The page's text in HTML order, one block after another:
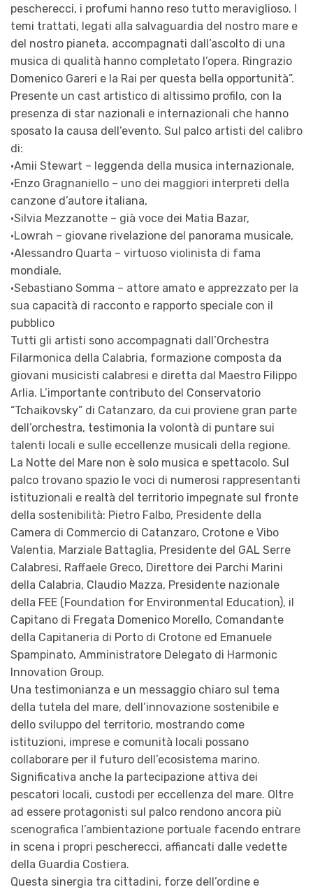
pescherecci, i profumi hanno reso tutto meraviglioso. I
temi trattati, legati alla salvaguardia del nostro mare e
del nostro pianeta, accompagnati dall’ascolto di una
musica di qualità hanno completato l’opera. Ringrazio
Domenico Gareri e la Rai per questa bella opportunità”.
Presente un cast artistico di altissimo profilo, con la
presenza di star nazionali e internazionali che hanno
sposato la causa dell’evento. Sul palco artisti del calibro
di:
•​Amii Stewart – leggenda della musica internazionale,
•​Enzo Gragnaniello – uno dei maggiori interpreti della
canzone d’autore italiana,
•​Silvia Mezzanotte – già voce dei Matia Bazar,
•​Lowrah – giovane rivelazione del panorama musicale,
•​Alessandro Quarta – virtuoso violinista di fama
mondiale,
•​Sebastiano Somma – attore amato e apprezzato per la
sua capacità di racconto e rapporto speciale con il
pubblico
Tutti gli artisti sono accompagnati dall’Orchestra
Filarmonica della Calabria, formazione composta da
giovani musicisti calabresi e diretta dal Maestro Filippo
Arlia. L’importante contributo del Conservatorio
“Tchaikovsky” di Catanzaro, da cui proviene gran parte
dell’orchestra, testimonia la volontà di puntare sui
talenti locali e sulle eccellenze musicali della regione.
La Notte del Mare non è solo musica e spettacolo. Sul
palco trovano spazio le voci di numerosi rappresentanti
istituzionali e realtà del territorio impegnate sul fronte
della sostenibilità: Pietro Falbo, Presidente della
Camera di Commercio di Catanzaro, Crotone e Vibo
Valentia, Marziale Battaglia, Presidente del GAL Serre
Calabresi, Raffaele Greco, Direttore dei Parchi Marini
della Calabria, Claudio Mazza, Presidente nazionale
della FEE (Foundation for Environmental Education), il
Capitano di Fregata Domenico Morello, Comandante
della Capitaneria di Porto di Crotone ed Emanuele
Spampinato, Amministratore Delegato di Harmonic
Innovation Group.
Una testimonianza e un messaggio chiaro sul tema
della tutela del mare, dell’innovazione sostenibile e
dello sviluppo del territorio, mostrando come
istituzioni, imprese e comunità locali possano
collaborare per il futuro dell’ecosistema marino.
Significativa anche la partecipazione attiva dei
pescatori locali, custodi per eccellenza del mare. Oltre
ad essere protagonisti sul palco rendono ancora più
scenografica l’ambientazione portuale facendo entrare
in scena i propri pescherecci, affiancati dalle vedette
della Guardia Costiera.
Questa sinergia tra cittadini, forze dell’ordine e